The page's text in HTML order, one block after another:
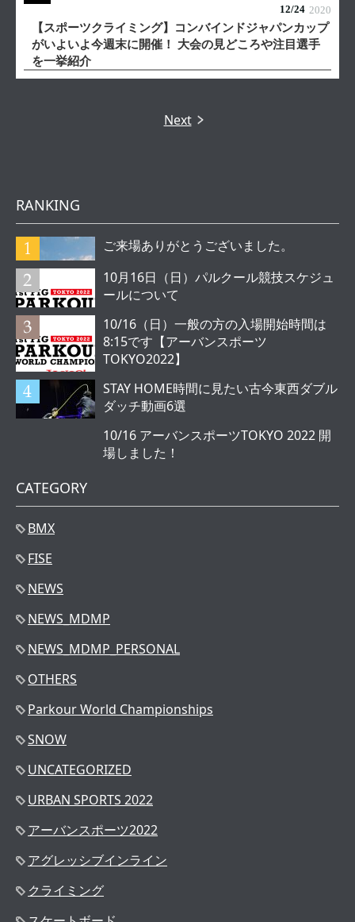
12/24 2020
【スポーツクライミング】コンバインドジャパンカップ
がいよいよ今週末に開催！ 大会の見どころや注目選手
を一挙紹介
Next
RANKING
ご来場ありがとうございました。
10月16日（日）パルクール競技スケジュ
ールについて
10/16（日）一般の方の入場開始時間は
8:15です【アーバンスポーツ
TOKYO2022】
STAY HOME時間に見たい古今東西ダブル
ダッチ動画6選
10/16 アーバンスポーツTOKYO 2022 開
場しました！
CATEGORY
BMX
FISE
NEWS
NEWS_MDMP
NEWS_MDMP_PERSONAL
OTHERS
Parkour World Championships
SNOW
UNCATEGORIZED
URBAN SPORTS 2022
アーバンスポーツ2022
アグレッシブインライン
クライミング